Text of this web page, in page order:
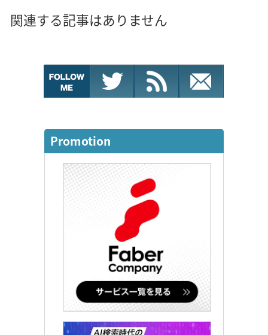
関連する記事はありません
Promotion